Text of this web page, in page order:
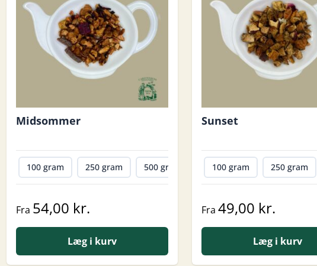
Midsommer
100 gram 250 gram 500 gram 1000 gram
Fra 54,00 kr.
Læg i kurv
Sunset
100 gram 250 gram
Fra 49,00 kr.
Læg i kurv